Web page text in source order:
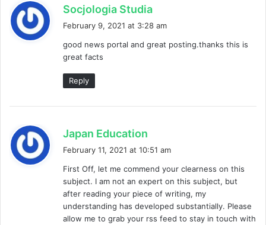
Socjologia Studia
s
February 9, 2021 at 3:28 am
good news portal and great posting.thanks this is
great facts
Reply
Japan Education
s
:
February 11, 2021 at 10:51 am
First Off, let me commend your clearness on this
subject. I am not an expert on this subject, but
after reading your piece of writing, my
understanding has developed substantially. Please
allow me to grab your rss feed to stay in touch with